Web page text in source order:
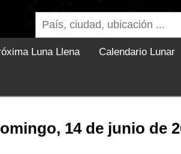
Luna Llena Calendario Lunar
14 de junio de